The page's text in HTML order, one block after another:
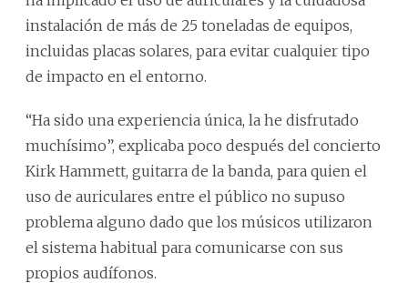
instalación de más de 25 toneladas de equipos,
incluidas placas solares, para evitar cualquier tipo
de impacto en el entorno.
“Ha sido una experiencia única, la he disfrutado
muchísimo”, explicaba poco después del concierto
Kirk Hammett, guitarra de la banda, para quien el
uso de auriculares entre el público no supuso
problema alguno dado que los músicos utilizaron
el sistema habitual para comunicarse con sus
propios audífonos.